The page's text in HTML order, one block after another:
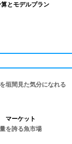
とモデルプラン
垣間見た気分になれる
マーケット
を誇る魚市場